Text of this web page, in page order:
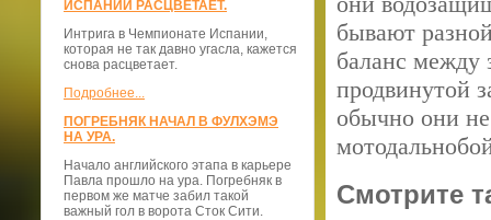
ИСПАНИИ РАСЦВЕТАЕТ.
Интрига в Чемпионате Испании,
которая не так давно угасла, кажется
снова расцветает.
Подробнее...
ПОГРЕБНЯК НАЧАЛ В ФУЛХЭМЭ
НА УРА.
Начало английского этапа в карьере
Павла прошло на ура. Погребняк в
первом же матче забил такой
важный гол в ворота Сток Сити.
бывают
баланс
продвинутой
обычно они
Смотрите